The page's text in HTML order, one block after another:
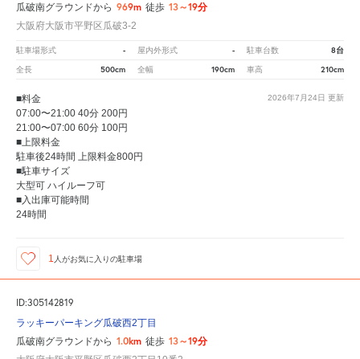
瓜破南グラウンドから 969m 徒歩 13～19分
大阪府大阪市平野区瓜破3-2
駐車場形式 - 屋内外形式 - 駐車台数 8台
全長 500cm 全幅 190cm 車高 210cm
2026年7月24日 更新
■料金
07:00〜21:00 40分 200円
21:00〜07:00 60分 100円
■上限料金
駐車後24時間 上限料金800円
■駐車サイズ
大型可 ハイルーフ可
■入出庫可能時間
24時間
1 人がお気に入りの駐車場
ID:305142819
ラッキーパーキング瓜破西2丁目
瓜破南グラウンドから 1.0km 徒歩 13～19分